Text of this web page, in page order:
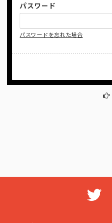
パスワード
パスワードを忘れた場合